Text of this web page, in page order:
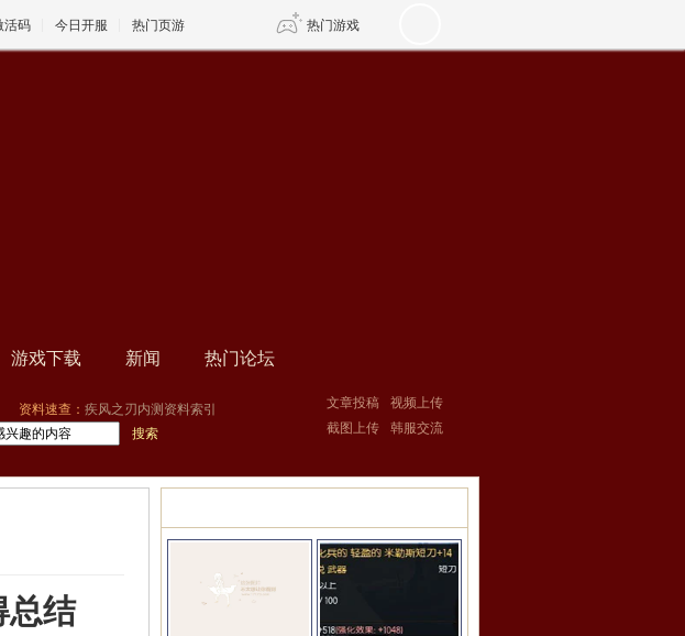
活码 今日开服 热门页游 热门游戏
游戏下载 新闻 热门论坛
资料速查： 疾风之刃内测资料索引
文章投稿
视频上传
截图上传
韩服交流
总结